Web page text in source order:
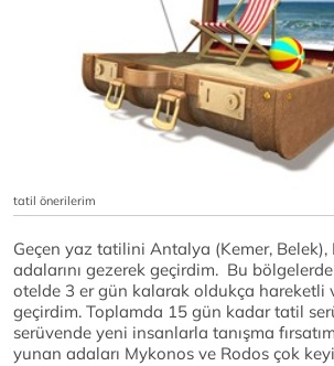
tatil önerilerim
Geçen yaz tatilini Antalya (Kemer, Belek),
adalarını gezerek geçirdim. Bu
otelde 3 er gün kalarak oldukça hareketli
geçirdim. Toplamda 15 gün kadar tatil
serüvende yeni insanlarla tanışma
yunan adaları Mykonos ve Rodos çok